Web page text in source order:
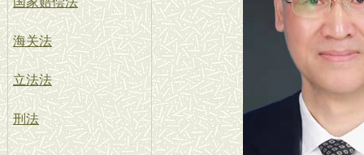
海关法
立法法
刑法